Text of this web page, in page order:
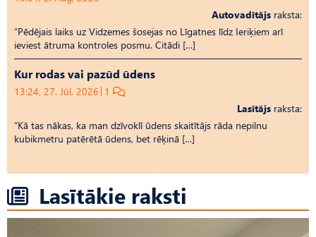
Autovadītājs raksta:
“Pēdējais laiks uz Vid­ze­mes šosejas no Līgatnes līdz Ieriķiem arī
ieviest ātruma kontroles posmu. Citādi […]
Kur rodas vai pazūd ūdens
13:24, 27. Jūl, 2026 1
Lasītājs raksta:
“Kā tas nākas, ka man dzīvoklī ūdens skaitītājs rāda nepilnu
kubikmetru patērētā ūdens, bet rēķinā […]
Lasītākie raksti